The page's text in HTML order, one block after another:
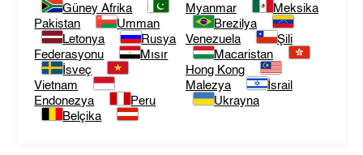
Güney Afrika
Pakistan
Umman
Letonya
Rusya
Federasyonu
Mısır
İsveç
Vietnam
Endonezya
Peru
Belçika
Myanmar
Meksika
Brezilya
Venezuela
Şili
Macaristan
Hong Kong
Malezya
İsrail
Ukrayna